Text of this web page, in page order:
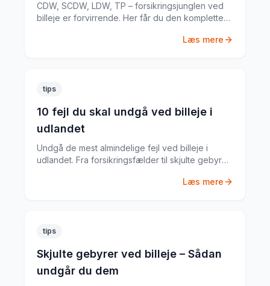
CDW, SCDW, LDW, TP – forsikringsjunglen ved
billeje er forvirrende. Her får du den komplette
Læs mere
tips
10 fejl du skal undgå ved billeje i
udlandet
Undgå de mest almindelige fejl ved billeje i
udlandet. Fra forsikringsfælder til skjulte gebyrer
Læs mere
tips
Skjulte gebyrer ved billeje – Sådan
undgår du dem